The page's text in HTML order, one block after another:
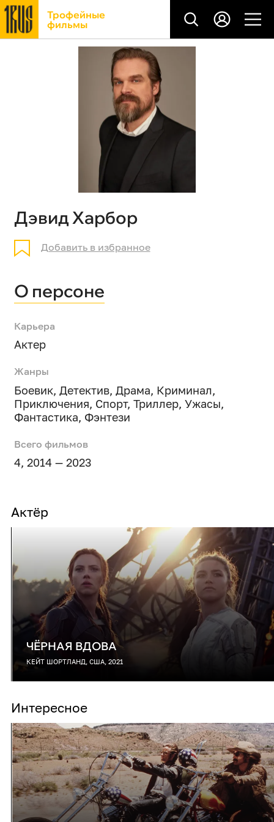
Трофейные
фильмы
Дэвид Харбор
Добавить в избранное
О персоне
Карьера
Актер
Жанры
Боевик, Детектив, Драма, Криминал,
Приключения, Спорт, Триллер, Ужасы,
Фантастика, Фэнтези
Всего фильмов
4, 2014 — 2023
Актёр
ЧЁРНАЯ ВДОВА
КЕЙТ ШОРТЛАНД, США, 2021
Интересное